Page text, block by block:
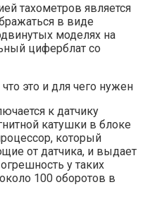
тахометров является
в виде
моделях на
циферблат со
к датчику
катушки в блоке
который
от датчика, и выдает
у таких
100 оборотов в